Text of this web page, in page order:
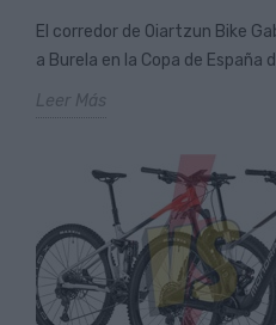
El corredor de Oiartzun Bike
a Burela en la Copa de España
Leer Más